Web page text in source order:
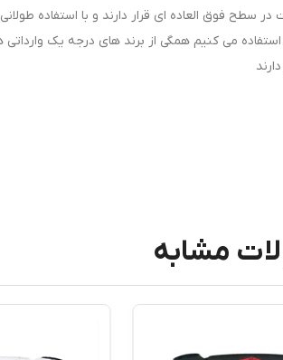
سطح فوق العاده ای قرار دارند و با استفاده
می کنیم همگی از برند های درجه یک
مشابه